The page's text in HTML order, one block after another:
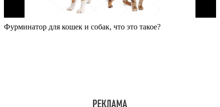
Фурминатор для кошек и собак, что это такое?